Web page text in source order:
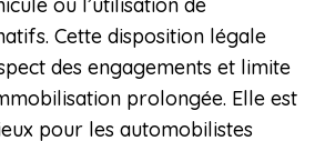
ou l’utilisation de
Cette disposition légale
des engagements et limite
prolongée. Elle est
pour les automobilistes